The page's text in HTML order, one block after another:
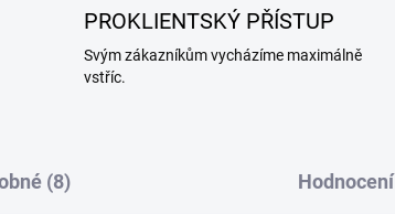
PROKLIENTSKÝ PŘÍSTUP
Svým zákazníkům vycházíme maximálně
vstříc.
(8) Hodnocení